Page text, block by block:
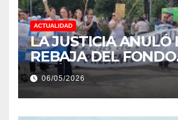
ACTUALIDAD
LA JUSTICIA ANULÓ
REBAJA DEL FONDO
ESTÍMULO A
PRODUCCIÓN DE LA
PROVINCIA DEL
06/05/2026